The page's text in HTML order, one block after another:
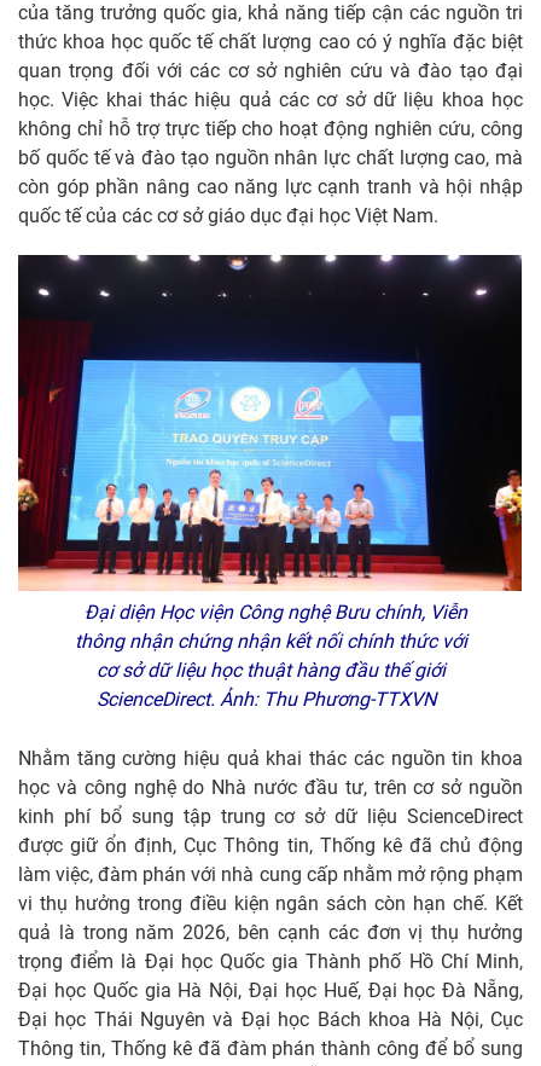
của tăng trưởng quốc gia, khả năng tiếp cận các nguồn tri
thức khoa học quốc tế chất lượng cao có ý nghĩa đặc biệt
quan trọng đối với các cơ sở nghiên cứu và đào tạo đại
học. Việc khai thác hiệu quả các cơ sở dữ liệu khoa học
không chỉ hỗ trợ trực tiếp cho hoạt động nghiên cứu, công
bố quốc tế và đào tạo nguồn nhân lực chất lượng cao, mà
còn góp phần nâng cao năng lực cạnh tranh và hội nhập
quốc tế của các cơ sở giáo dục đại học Việt Nam.
Đại diện Học viện Công nghệ Bưu chính, Viễn
thông nhận chứng nhận kết nối chính thức với
cơ sở dữ liệu học thuật hàng đầu thế giới
ScienceDirect. Ảnh: Thu Phương-TTXVN
Nhằm tăng cường hiệu quả khai thác các nguồn tin khoa
học và công nghệ do Nhà nước đầu tư, trên cơ sở nguồn
kinh phí bổ sung tập trung cơ sở dữ liệu ScienceDirect
được giữ ổn định, Cục Thông tin, Thống kê đã chủ động
làm việc, đàm phán với nhà cung cấp nhằm mở rộng phạm
vi thụ hưởng trong điều kiện ngân sách còn hạn chế. Kết
quả là trong năm 2026, bên cạnh các đơn vị thụ hưởng
trọng điểm là Đại học Quốc gia Thành phố Hồ Chí Minh,
Đại học Quốc gia Hà Nội, Đại học Huế, Đại học Đà Nẵng,
Đại học Thái Nguyên và Đại học Bách khoa Hà Nội, Cục
Thông tin, Thống kê đã đàm phán thành công để bổ sung